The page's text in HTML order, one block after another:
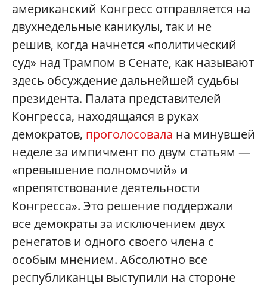
американский Конгресс отправляется на
двухнедельные каникулы, так и не
решив, когда начнется «политический
суд» над Трампом в Сенате, как называют
здесь обсуждение дальнейшей судьбы
президента. Палата представителей
Конгресса, находящаяся в руках
демократов, проголосовала на минувшей
неделе за импичмент по двум статьям —
«превышение полномочий» и
«препятствование деятельности
Конгресса». Это решение поддержали
все демократы за исключением двух
ренегатов и одного своего члена с
особым мнением. Абсолютно все
республиканцы выступили на стороне